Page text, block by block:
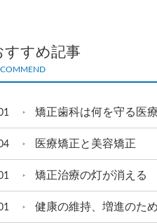
すすめ記事
矯正歯科は何を守る医
医療矯正と美容矯正
矯正治療の灯が消える
健康の維持、増進のた